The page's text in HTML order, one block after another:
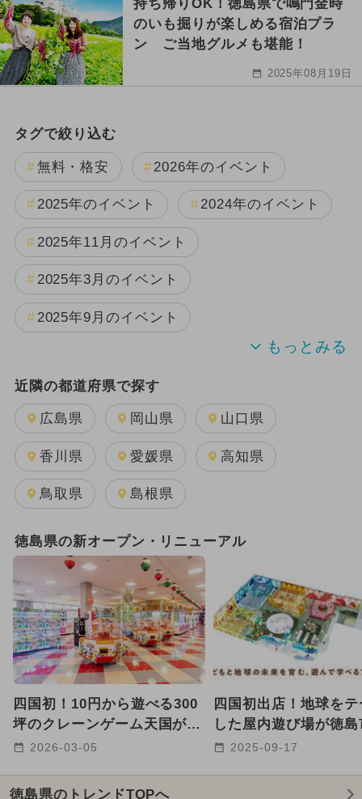
持ち帰りOK！徳島県で鳴門金時
のいも掘りが楽しめる宿泊プラ
ン ご当地グルメも堪能！
2025年08月19日
タグで絞り込む
無料・格安 2026年のイベント
2025年のイベント 2024年のイベント
2025年11月のイベント
2025年3月のイベント
2025年9月のイベント
2024年7月のイベント
2025年10月のイベント
2025年8月のイベント
2025年12月のイベント
2024年12月のイベント
2024年11月のイベント
2026年1月のイベント
2025年2月のイベント
2024年10月のイベント
2024年9月のイベント
2026年8月のイベント
近隣の都道府県で探す
広島県 岡山県 山口県
香川県 愛媛県 高知県
鳥取県 島根県
徳島県の新オープン・リニューアル
四国初！10円から遊べる300
坪のクレーンゲーム天国が徳
島にオープン スマホ決済も
2026-03-05
四国初出店！地球を
した屋内遊び場が徳島
OPEN 親子で学べる
2025-09-17
徳島県のトレンドTOPへ